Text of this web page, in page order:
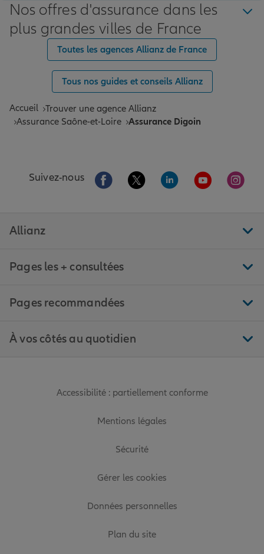
Nos offres d'assurance dans les
plus grandes villes de France
Toutes les agences Allianz de France
Tous nos guides et conseils Allianz
Accueil Trouver une agence Allianz
Assurance Saône-et-Loire Assurance Digoin
Suivez-nous Aller sur la page Facebook de Allianz
Aller sur la page Twitter de
Aller sur la page
Aller sur la
Aller
Allianz
Pages les + consultées
Pages recommandées
À vos côtés au quotidien
Accessibilité : partiellement conforme
Mentions légales
Sécurité
Gérer les cookies
Données personnelles
Plan du site